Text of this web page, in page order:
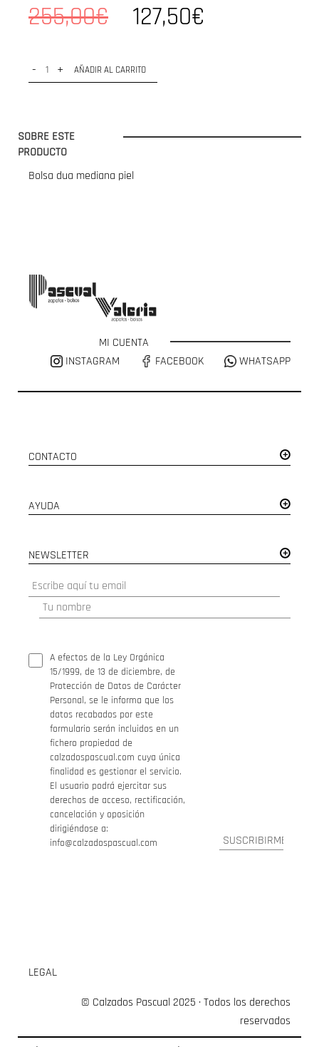
255,00€ 127,50€
- + AÑADIR AL CARRITO
SOBRE ESTE
PRODUCTO
Bolsa dua mediana piel
MI CUENTA
INSTAGRAM
FACEBOOK WHATSAPP
CONTACTO
AYUDA
NEWSLETTER
A efectos de la Ley Orgánica
15/1999, de 13 de diciembre, de
Protección de Datos de Carácter
Personal, se le informa que los
datos recabados por este
formulario serán incluidos en un
fichero propiedad de
calzadospascual.com cuya única
finalidad es gestionar el servicio.
El usuario podrá ejercitar sus
derechos de acceso, rectificación,
cancelación y oposición
dirigiéndose a:
info@calzadospascual.com
LEGAL
© Calzados Pascual 2025 · Todos los derechos
reservados